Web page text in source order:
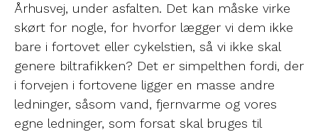
Århusvej, under asfalten. Det kan måske virke
skørt for nogle, for hvorfor lægger vi dem ikke
bare i fortovet eller cykelstien, så vi ikke skal
genere biltrafikken? Det er simpelthen fordi, der
i forvejen i fortovene ligger en masse andre
ledninger, såsom vand, fjernvarme og vores
egne ledninger, som forsat skal bruges til